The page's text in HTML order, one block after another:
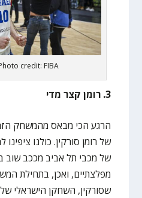
credit: FIBA
3. רומן קצר מדי
הרגע הכי מבאס מהמשחק
של רומן סורקין. כולנו
של מכבי תל אביב מככב שוב
מפלצתיים, ואכן, בתחילת
שסורקין, השחקן הישראלי